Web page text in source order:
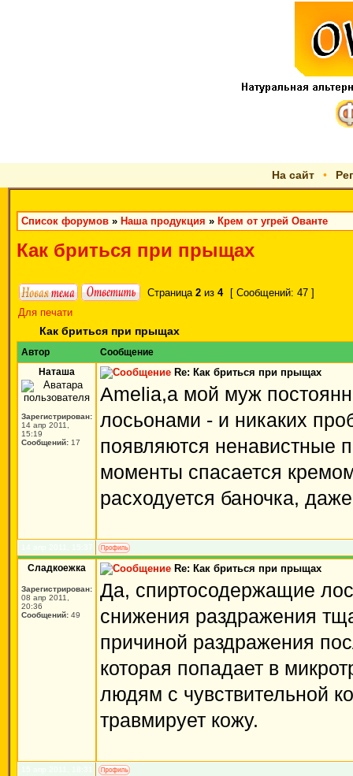
На сайт •
Список форумов » Наша продукция » Крем от угрей Ованте
Как бриться при прыщах
Страница 2 из 4
[ Сообщений: 47 ]
Для печати
Как бриться при прыщах
Автор
Сообщение
Наташа
Зарегистрирован:
14 апр 2011,
15:19
Сообщений: 17
Re: Как бриться при прыщах
Amelia,а мой муж
лосьонами - и никаких
появляются ненавистные
моменты спасается
расходуется баночка,
Сладкоежка
Зарегистрирован:
08 апр 2011,
20:36
Сообщений: 49
Re: Как бриться при прыщах
Да, спиртосодержащие
снижения раздражения
причиной раздражения
которая попадает в
людям с чувствительной
травмирует кожу.